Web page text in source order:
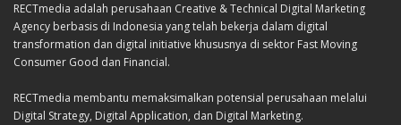
RECTmedia adalah perusahaan Creative & Technical Digital Marketing
Agency berbasis di Indonesia yang telah bekerja dalam digital
transformation dan digital initiative khususnya di sektor Fast Moving
Consumer Good dan Financial.
RECTmedia membantu memaksimalkan potensial perusahaan melalui
Digital Strategy, Digital Application, dan Digital Marketing.